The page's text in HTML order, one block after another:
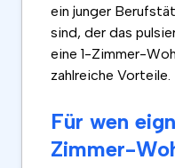
ein junger
sind, der das
eine 1-Zimmer-
zahlreiche Vorteile.
Für wen
Zimmer-